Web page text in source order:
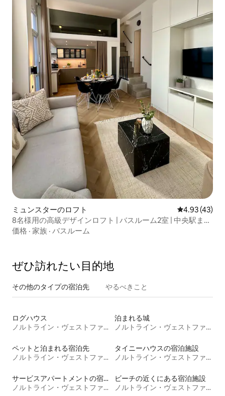
ミュンスターのロフト レビュー43
4.93 (43)
8名様用の高級デザインロフト | バスルーム2室 | 中央駅まで
2分
価格 · 家族 · バスルーム
ぜひ訪⁠れ⁠た⁠い目⁠的⁠地
その他のタ⁠イ⁠プ⁠の宿⁠泊⁠先 やるべきこと
ログハウス
ノルトライン・ヴェストファーレン州
泊まれる城
ノルトライン・ヴェストファーレン州
ペットと泊まれる宿泊先
ノルトライン・ヴェストファーレン州
タイニーハウスの宿泊施設
ノルトライン・ヴェストファーレン州
サービスアパートメントの宿泊施設
ノルトライン・ヴェストファーレン州
ビーチの近くにある宿泊施設
ノルトライン・ヴェストファーレン州